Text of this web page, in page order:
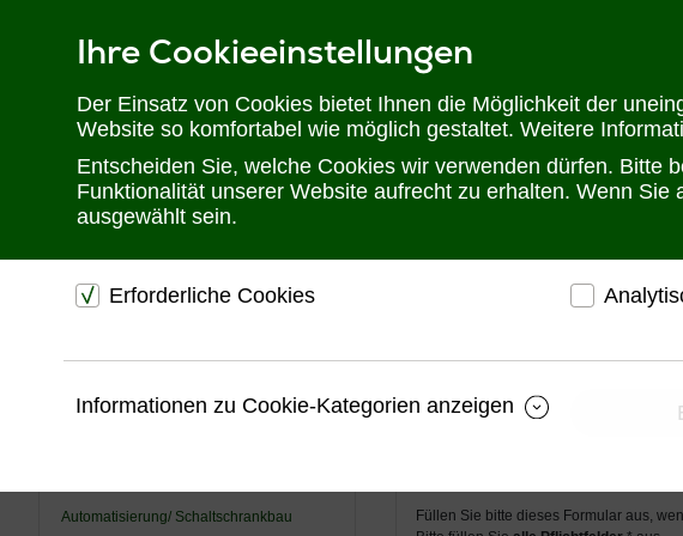
Ihre Cookieeinstellungen
Der Einsatz von Cookies bietet Ihnen die Möglichkeit der
Website so komfortabel wie möglich gestaltet. Weitere
Entscheiden Sie, welche Cookies wir verwenden dürfen. Bitte
Funktionalität unserer Website aufrecht zu erhalten. Wenn
ausgewählt sein.
Erforderliche Cookies
Website.
Informationen zu Cookie-Kategorien anzeigen
Telefon: 02302 28 28 30
USV
Automatisierung/ Schaltschrankbau
Füllen Sie bitte dieses Formular aus,